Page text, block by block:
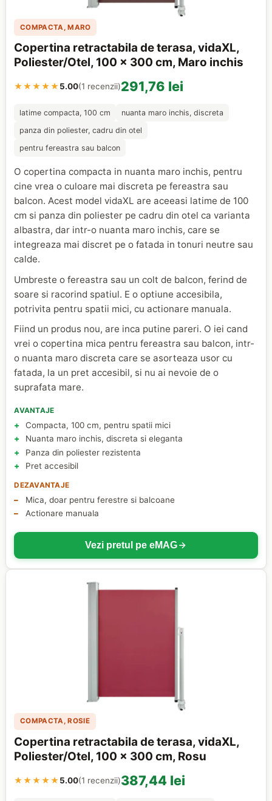
COMPACTA, MARO
Copertina retractabila de terasa, vidaXL,
Poliester/Otel, 100 x 300 cm, Maro inchis
★★★★★5.00(1 recenzii)291,76 lei
latime compacta, 100 cm
nuanta maro inchis, discreta
panza din poliester, cadru din otel
pentru fereastra sau balcon
O copertina compacta in nuanta maro inchis, pentru
cine vrea o culoare mai discreta pe fereastra sau
balcon. Acest model vidaXL are aceeasi latime de 100
cm si panza din poliester pe cadru din otel ca varianta
albastra, dar intr-o nuanta maro inchis, care se
integreaza mai discret pe o fatada in tonuri neutre sau
calde.
Umbreste o fereastra sau un colt de balcon, ferind de
soare si racorind spatiul. E o optiune accesibila,
potrivita pentru spatii mici, cu actionare manuala.
Fiind un produs nou, are inca putine pareri. O iei cand
vrei o copertina mica pentru fereastra sau balcon, intr-
o nuanta maro discreta care se asorteaza usor cu
fatada, la un pret accesibil, si nu ai nevoie de o
suprafata mare.
AVANTAJE
Compacta, 100 cm, pentru spatii mici
Nuanta maro inchis, discreta si eleganta
Panza din poliester rezistenta
Pret accesibil
DEZAVANTAJE
Mica, doar pentru ferestre si balcoane
Actionare manuala
Vezi pretul pe eMAG
COMPACTA, ROSIE
Copertina retractabila de terasa, vidaXL,
Poliester/Otel, 100 x 300 cm, Rosu
★★★★★5.00(1 recenzii)387,44 lei